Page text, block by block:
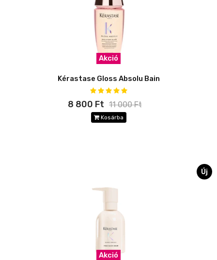
Akció
Kérastase Gloss Absolu Bain
8 800 Ft 11 000 Ft
Kosárba
Új
Akció